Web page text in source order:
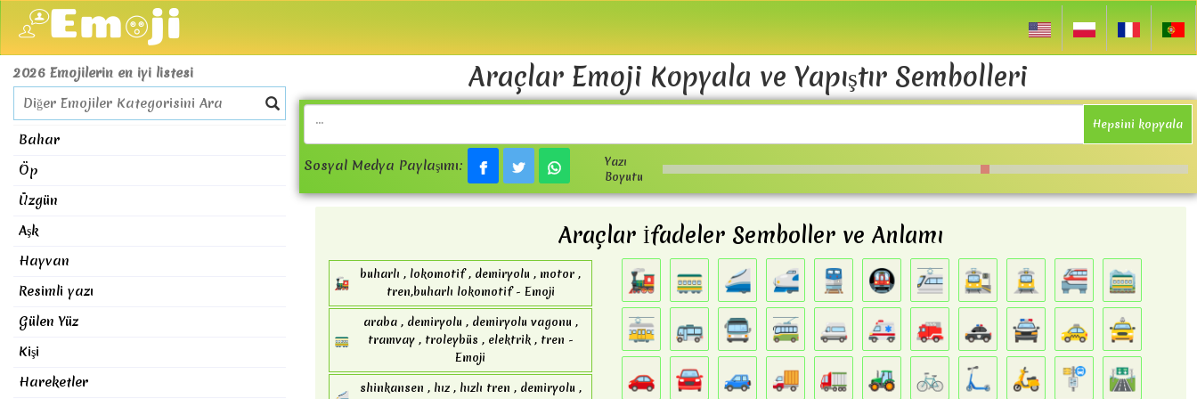
2026 Emojilerin en iyi listesi
Bahar
Öp
Üzgün
Aşk
Hayvan
Resimli yazı
Gülen Yüz
Kişi
Hareketler
Araçlar Emoji Kopyala ve Yapıştır Sembolleri
Hepsini kopyala
Sosyal Medya Paylaşımı:
Yazı
Boyutu
Araçlar İfadeler Semboller ve Anlamı
🚂
buharlı , lokomotif , demiryolu , motor ,
tren,buharlı lokomotif - Emoji
🚃
araba , demiryolu , demiryolu vagonu ,
tramvay , troleybüs , elektrik , tren -
Emoji
shinkansen , hız , hızlı tren , demiryolu ,
🚂 🚃 🚄 🚅 🚆 🚇 🚈 🚉 🚊 🚝
🚞
🚋
🚌 🚍 🚎 🚐 🚑 🚒 🚓 🚔 🚕
🚖
🚗
🚘 🚙 🚚 🚛 🚜 🚲 🛴 🛵 🚏
🛣️